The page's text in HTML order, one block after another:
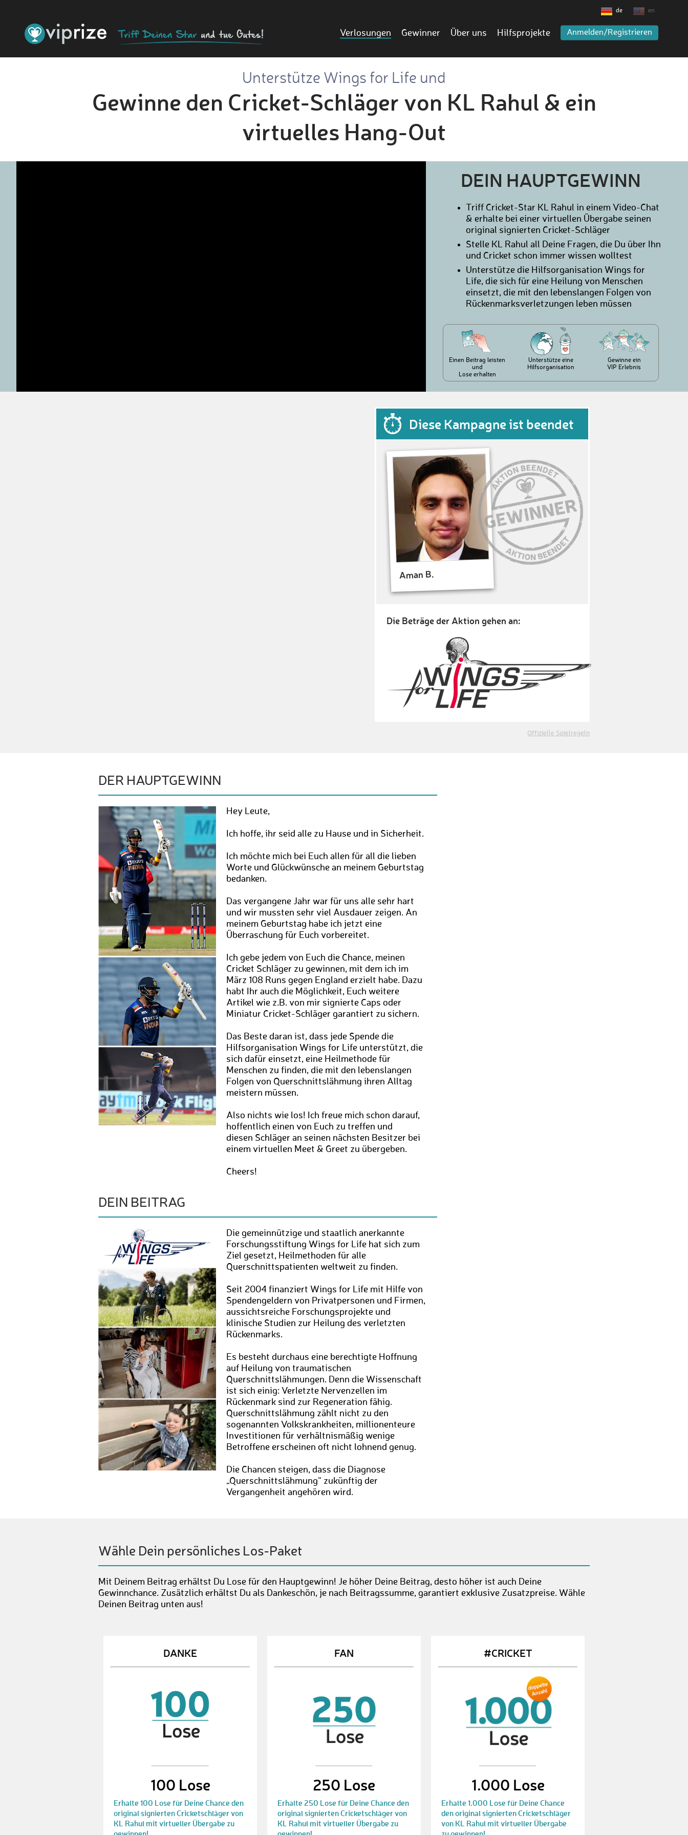
de en
Verlosungen Gewinner Über uns Hilfsprojekte Anmelden/Registrieren
Unterstütze Wings for Life und
Gewinne den Cricket-Schläger von KL Rahul & ein
virtuelles Hang-Out
DEIN HAUPTGEWINN
Triff Cricket-Star KL Rahul in einem Video-Chat
& erhalte bei einer virtuellen Übergabe seinen
original signierten Cricket-Schläger
Stelle KL Rahul all Deine Fragen, die Du über Ihn
und Cricket schon immer wissen wolltest
Unterstütze die Hilfsorganisation Wings for
Life, die sich für eine Heilung von Menschen
einsetzt, die mit den lebenslangen Folgen von
Rückenmarksverletzungen leben müssen
Einen Beitrag leisten
und
Lose erhalten
Unterstütze eine
Hilfsorganisation
Gewinne ein
VIP Erlebnis
Diese Kampagne ist beendet
Aman B.
Die Beträge der Aktion gehen an:
Offizielle Spielregeln
DER HAUPTGEWINN
Hey Leute,
Ich hoffe, ihr seid alle zu Hause und in Sicherheit.
Ich möchte mich bei Euch allen für all die lieben
Worte und Glückwünsche an meinem Geburtstag
bedanken.
Das vergangene Jahr war für uns alle sehr hart
und wir mussten sehr viel Ausdauer zeigen. An
meinem Geburtstag habe ich jetzt eine
Überraschung für Euch vorbereitet.
Ich gebe jedem von Euch die Chance, meinen
Cricket Schläger zu gewinnen, mit dem ich im
März 108 Runs gegen England erzielt habe. Dazu
habt Ihr auch die Möglichkeit, Euch weitere
Artikel wie z.B. von mir signierte Caps oder
Miniatur Cricket-Schläger garantiert zu sichern.
Das Beste daran ist, dass jede Spende die
Hilfsorganisation Wings for Life unterstützt, die
sich dafür einsetzt, eine Heilmethode für
Menschen zu finden, die mit den lebenslangen
Folgen von Querschnittslähmung ihren Alltag
meistern müssen.
Also nichts wie los! Ich freue mich schon darauf,
hoffentlich einen von Euch zu treffen und
diesen Schläger an seinen nächsten Besitzer bei
einem virtuellen Meet & Greet zu übergeben.
Cheers!
DEIN BEITRAG
Die gemeinnützige und staatlich anerkannte
Forschungsstiftung Wings for Life hat sich zum
Ziel gesetzt, Heilmethoden für alle
Querschnittspatienten weltweit zu finden.
Seit 2004 finanziert Wings for Life mit Hilfe von
Spendengeldern von Privatpersonen und Firmen,
aussichtsreiche Forschungsprojekte und
klinische Studien zur Heilung des verletzten
Rückenmarks.
Es besteht durchaus eine berechtigte Hoffnung
auf Heilung von traumatischen
Querschnittslähmungen. Denn die Wissenschaft
ist sich einig: Verletzte Nervenzellen im
Rückenmark sind zur Regeneration fähig.
Querschnittslähmung zählt nicht zu den
sogenannten Volkskrankheiten, millionenteure
Investitionen für verhältnismäßig wenige
Betroffene erscheinen oft nicht lohnend genug.
Die Chancen steigen, dass die Diagnose
„Querschnittslähmung“ zukünftig der
Vergangenheit angehören wird.
Wähle Dein persönliches Los-Paket
Mit Deinem Beitrag erhältst Du Lose für den Hauptgewinn! Je höher Deine Beitrag, desto höher ist auch Deine
Gewinnchance. Zusätzlich erhältst Du als Dankeschön, je nach Beitragssumme, garantiert exklusive Zusatzpreise. Wähle
Deinen Beitrag unten aus!
DANKE
100 Lose
Erhalte 100 Lose für Deine Chance den
original signierten Cricketschläger von
KL Rahul mit virtueller Übergabe zu
FAN
250 Lose
Erhalte 250 Lose für Deine Chance den
original signierten Cricketschläger von
KL Rahul mit virtueller Übergabe zu
#CRICKET
1.000 Lose
Erhalte 1.000 Lose für Deine Chance
den original signierten Cricketschläger
von KL Rahul mit virtueller Übergabe